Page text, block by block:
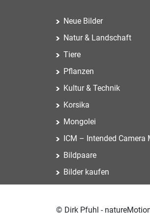
Neue Bilder
Natur & Landschaft
Tiere
Pflanzen
Kultur & Technik
Korsika
Mongolei
ICM – Intended Camera
Bildpaare
Bilder kaufen
© Dirk Pfuhl -